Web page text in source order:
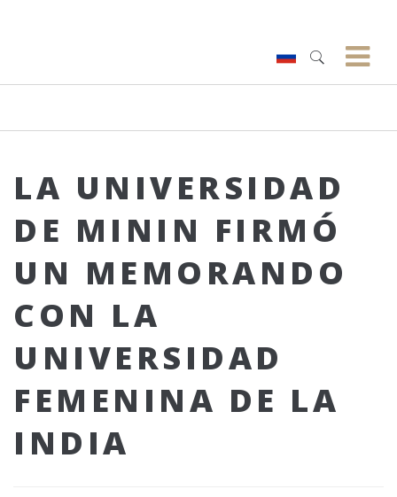
LA UNIVERSIDAD
DE MININ FIRMÓ
UN MEMORANDO
CON LA
UNIVERSIDAD
FEMENINA DE LA
INDIA